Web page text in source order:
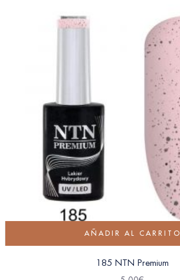
AÑADIR AL CARRITO
185 NTN Premium